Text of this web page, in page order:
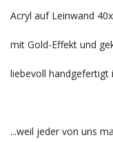
Acryl auf Leinwand
mit Gold-Effekt und
liebevoll handgefertigt
...weil jeder von uns